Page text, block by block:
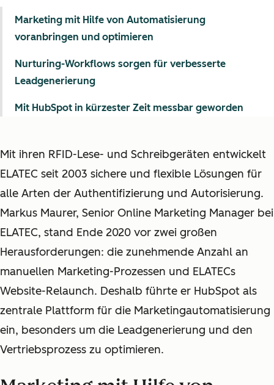
Mit ihren RFID-Lese- und Schreibgeräten entwickelt
ELATEC seit 2003 sichere und flexible Lösungen für
alle Arten der Authentifizierung und Autorisierung.
Markus Maurer, Senior Online Marketing Manager bei
ELATEC, stand Ende 2020 vor zwei großen
Herausforderungen: die zunehmende Anzahl an
manuellen Marketing-Prozessen und ELATECs
Website-Relaunch. Deshalb führte er HubSpot als
zentrale Plattform für die Marketingautomatisierung
ein, besonders um die Leadgenerierung und den
Vertriebsprozess zu optimieren.
Marketing mit Hilfe von Automatisierung
voranbringen und optimieren
Nurturing-Workflows sorgen für verbesserte
Leadgenerierung
Mit HubSpot in kürzester Zeit messbar geworden